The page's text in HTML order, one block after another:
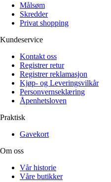
Målsøm
Skredder
Privat shopping
Kundeservice
Kontakt oss
Registrer retur
Registrer reklamasjon
Kjøp- og Leveringsvilkår
Personvernseklæring
Åpenhetsloven
Praktisk
Gavekort
Om oss
Vår historie
Våre butikker